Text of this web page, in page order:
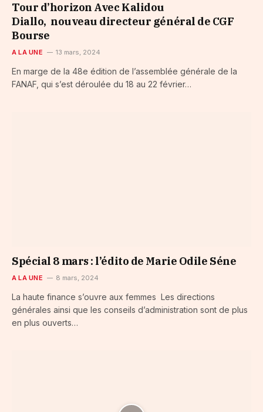
Tour d’horizon Avec Kalidou
Diallo, nouveau directeur général de CGF
Bourse
A LA UNE 13 mars, 2024
En marge de la 48e édition de l’assemblée générale de la
FANAF, qui s’est déroulée du 18 au 22 février…
Spécial 8 mars : l’édito de Marie Odile Séne
A LA UNE 8 mars, 2024
La haute finance s’ouvre aux femmes Les directions
générales ainsi que les conseils d’administration sont de plus
en plus ouverts…